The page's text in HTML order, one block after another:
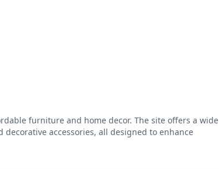
furniture and home decor. The site offers a wide
accessories, all designed to enhance